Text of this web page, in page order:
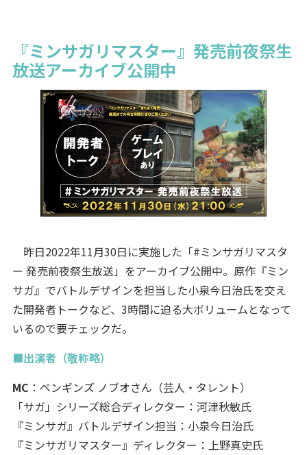
『ミンサガリマスター』発売前夜祭生
放送アーカイブ公開中
昨日2022年11月30日に実施した「#ミンサガリマスタ
ー 発売前夜祭生放送」をアーカイブ公開中。原作『ミン
サガ』でバトルデザインを担当した小泉今日治氏を交え
た開発者トークなど、3時間に迫る大ボリュームとなって
いるので要チェックだ。
■出演者（敬称略）
MC ：ペンギンズ ノブオさん（芸人・タレント）
「サガ」シリーズ総合ディレクター：河津秋敏氏
『ミンサガ』バトルデザイン担当：小泉今日治氏
『ミンサガリマスター』ディレクター：上野真史氏